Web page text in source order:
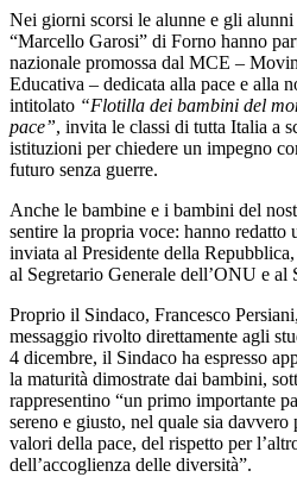
Nei giorni scorsi le alunne e gli
“Marcello Garosi” di Forno hanno
nazionale promossa dal MCE –
Educativa – dedicata alla pace e alla
intitolato “Flotilla dei bambini del
pace”, invita le classi di tutta Italia a
istituzioni per chiedere un impegno
futuro senza guerre.
Anche le bambine e i bambini del
sentire la propria voce: hanno redatto
inviata al Presidente della
al Segretario Generale dell’ONU e al
Proprio il Sindaco, Francesco
messaggio rivolto direttamente agli
4 dicembre, il Sindaco ha espresso
la maturità dimostrate dai bambini,
rappresentino “un primo importante
sereno e giusto, nel quale sia
valori della pace, del rispetto per
dell’accoglienza delle diversità”.